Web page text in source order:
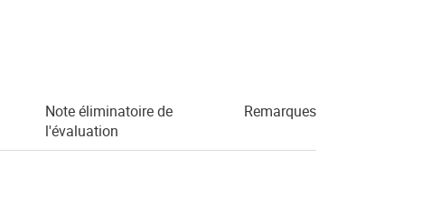
Note éliminatoire de
l'évaluation
Remarques